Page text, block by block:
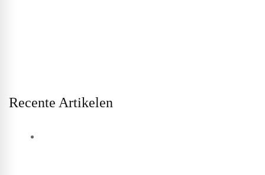
Recente Artikelen